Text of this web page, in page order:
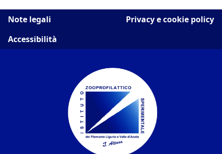
Note legali
Privacy e cookie policy
Accessibilità